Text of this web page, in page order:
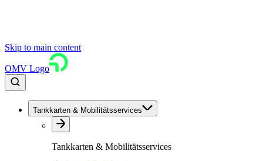
Skip to main content
OMV Logo
Tankkarten & Mobilitätsservices
Tankkarten & Mobilitätsservices